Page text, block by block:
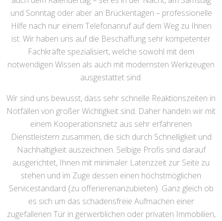
und Sonntag oder aber an Brückentagen – professionelle
Hilfe nach nur einem Telefonanruf auf dem Weg zu Ihnen
ist. Wir haben uns auf die Beschaffung sehr kompetenter
Fachkräfte spezialisiert, welche sowohl mit dem
notwendigen Wissen als auch mit modernsten Werkzeugen
ausgestattet sind.
Wir sind uns bewusst, dass sehr schnelle Reaktionszeiten in
Notfällen von großer Wichtigkeit sind. Daher handeln wir mit
einem Kooperationsnetz aus sehr erfahrenen
Dienstleistern zusammen, die sich durch Schnelligkeit und
Nachhaltigkeit auszeichnen. Selbige Profis sind darauf
ausgerichtet, Ihnen mit minimaler Latenzzeit zur Seite zu
stehen und im Zuge dessen einen höchstmöglichen
Servicestandard {zu offerierenanzubieten}. Ganz gleich ob
es sich um das schadensfreie Aufmachen einer
zugefallenen Tür in gerwerblichen oder privaten Immobilien,